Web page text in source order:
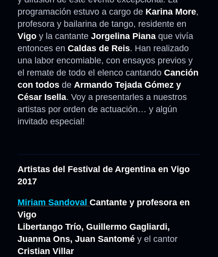
programación estuvo a cargo de Karina More,
profesora y bailarina de tango, residente en
Vigo y la cantante Jorgelina Piana que vivía
entonces en Caldas de Reis. Han realizado
una labor encomiable, con ensayos previos y
el remate de todo el elenco cantando Canción
con todos de Armando Tejada Gómez y
César Isella. Voy a presentarles a nuestros
artistas por orden de actuación… y algún
invitado especial!
Artistas del Festival de Argentina en Vigo
2017
Miriam Sandoval Cantante y profesora en
Vigo
Libertango Trío, Guillermo Gagliardi,
Juanma Ons, Juan Santomé y el cantor
Cristian Villar